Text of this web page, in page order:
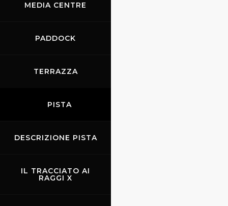
MEDIA CENTRE
PADDOCK
TERRAZZA
PISTA
DESCRIZIONE PISTA
IL TRACCIATO AI
RAGGI X
Cipressi a Scarperia